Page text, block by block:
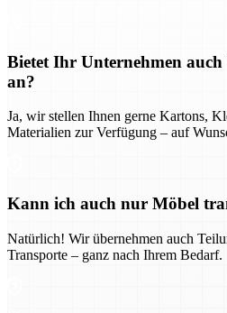
Bietet Ihr Unternehmen
an?
Ja, wir stellen Ihnen gerne Kartons,
Materialien zur Verfügung – auf
Kann ich auch nur Möbel
Natürlich! Wir übernehmen auch
Transporte – ganz nach Ihrem Bedarf.